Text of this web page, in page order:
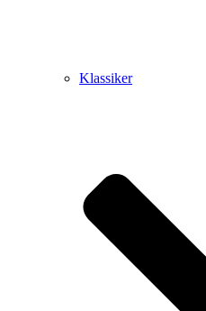
Klassiker